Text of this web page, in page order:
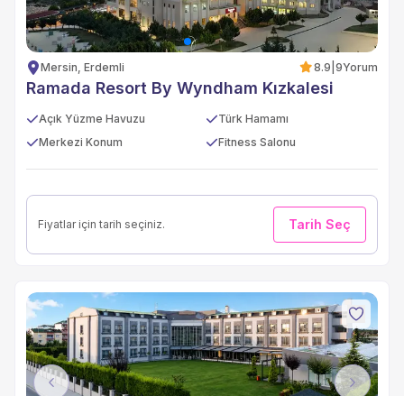
Mersin, Erdemli 8.9 9Yorum
Ramada Resort By Wyndham Kızkalesi
Açık Yüzme Havuzu
Türk Hamamı
Merkezi Konum
Fitness Salonu
Fiyatlar için tarih seçiniz. Tarih Seç
Previous Next